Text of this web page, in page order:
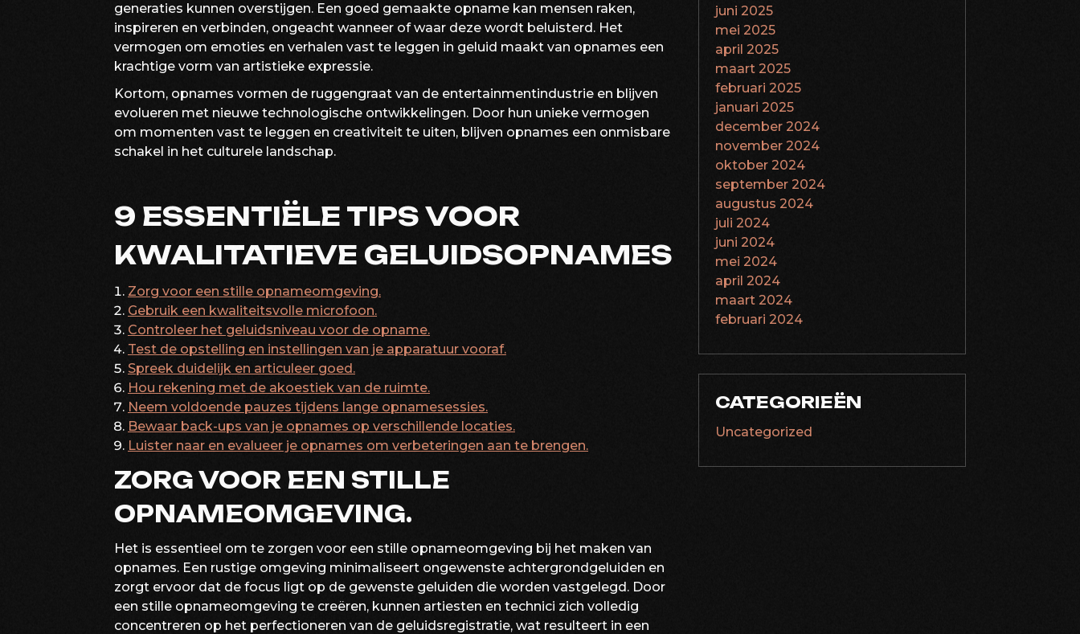
generaties kunnen overstijgen. Een goed gemaakte opname kan mensen raken,
inspireren en verbinden, ongeacht wanneer of waar deze wordt beluisterd. Het
vermogen om emoties en verhalen vast te leggen in geluid maakt van opnames een
krachtige vorm van artistieke expressie.
Kortom, opnames vormen de ruggengraat van de entertainmentindustrie en blijven
evolueren met nieuwe technologische ontwikkelingen. Door hun unieke vermogen
om momenten vast te leggen en creativiteit te uiten, blijven opnames een onmisbare
schakel in het culturele landschap.
9 ESSENTIËLE TIPS VOOR
KWALITATIEVE GELUIDSOPNAMES
Zorg voor een stille opnameomgeving.
Gebruik een kwaliteitsvolle microfoon.
Controleer het geluidsniveau voor de opname.
Test de opstelling en instellingen van je apparatuur vooraf.
Spreek duidelijk en articuleer goed.
Hou rekening met de akoestiek van de ruimte.
Neem voldoende pauzes tijdens lange opnamesessies.
Bewaar back-ups van je opnames op verschillende locaties.
Luister naar en evalueer je opnames om verbeteringen aan te brengen.
ZORG VOOR EEN STILLE
OPNAMEOMGEVING.
Het is essentieel om te zorgen voor een stille opnameomgeving bij het maken van
opnames. Een rustige omgeving minimaliseert ongewenste achtergrondgeluiden en
zorgt ervoor dat de focus ligt op de gewenste geluiden die worden vastgelegd. Door
een stille opnameomgeving te creëren, kunnen artiesten en technici zich volledig
concentreren op het perfectioneren van de geluidsregistratie, wat resulteert in een
juni 2025
mei 2025
april 2025
maart 2025
februari 2025
januari 2025
december 2024
november 2024
oktober 2024
september 2024
augustus 2024
juli 2024
juni 2024
mei 2024
april 2024
maart 2024
februari 2024
CATEGORIEËN
Uncategorized